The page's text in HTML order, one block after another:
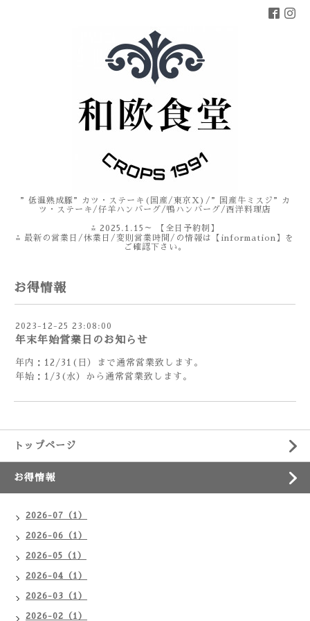
”低温熟成豚”カツ・ステーキ(国産/東京X)/”国産牛ミスジ”カ
ツ・ステーキ/仔羊ハンバーグ/鴨ハンバーグ/西洋料理店
⁂ 2025.1.15～ 【全日予約制】
⁂ 最新の営業日/休業日/変則営業時間/の情報は【information】を
ご確認下さい。
お得情報
2023-12-25 23:08:00
年末年始営業日のお知らせ
年内：12/31(日）まで通常営業致します。
年始：1/3(水）から通常営業致します。
トップページ
お得情報
2026-07（1）
2026-06（1）
2026-05（1）
2026-04（1）
2026-03（1）
2026-02（1）